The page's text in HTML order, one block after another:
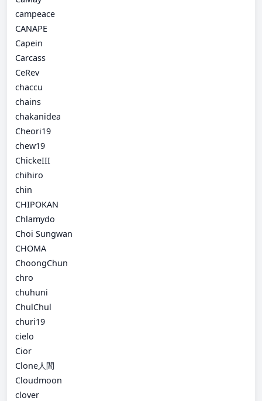
campeace
CANAPE
Capein
Carcass
CeRev
chaccu
chains
chakanidea
Cheori19
chew19
ChickeIII
chihiro
chin
CHIPOKAN
Chlamydo
Choi Sungwan
CHOMA
ChoongChun
chro
chuhuni
ChulChul
churi19
cielo
Cior
Clone人間
Cloudmoon
clover